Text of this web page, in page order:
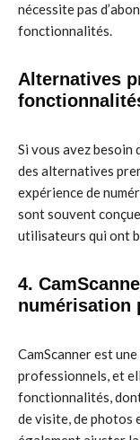
nécessite pas
fonctionnalités.
Alternatives
Si vous avez
des alternatives
expérience de
sont souvent
utilisateurs qui ont
4.
numérisation
CamScanner est
professionnels, et
fonctionnalités,
de visite, de photos